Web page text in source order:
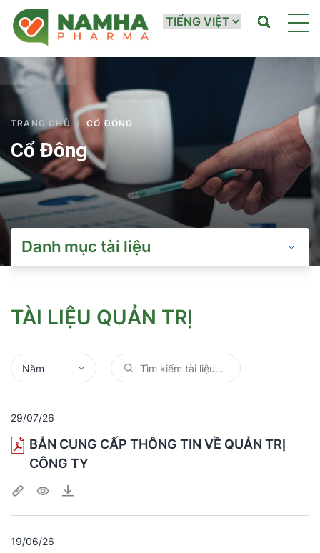
TRANG CHỦ / CỔ ĐÔNG
Cổ Đông
TÀI LIỆU QUẢN TRỊ
29/07/26
BẢN CUNG CẤP THÔNG TIN VỀ QUẢN TRỊ
CÔNG TY
19/06/26
Danh mục tài liệu